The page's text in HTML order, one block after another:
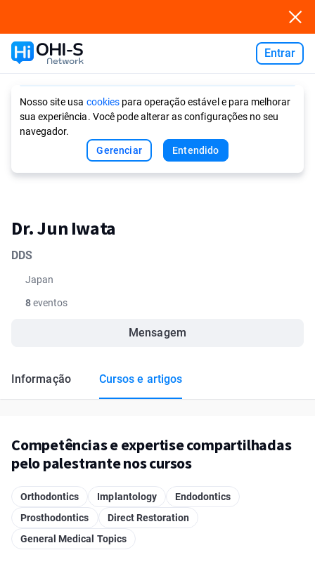
Entrar
Nosso site usa cookiespara operação estável e para melhorar
sua experiência. Você pode alterar as configurações no seu
navegador.
Gerenciar
Entendido
Dr. Jun Iwata
DDS
Japan
8eventos
Mensagem
Informação Cursos e artigos
Competências e expertise compartilhadas
pelo palestrante nos cursos
Orthodontics Implantology
Endodontics
Prosthodontics
Direct Restoration
General Medical Topics